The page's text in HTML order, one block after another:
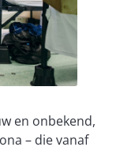
en onbekend,
– die vanaf